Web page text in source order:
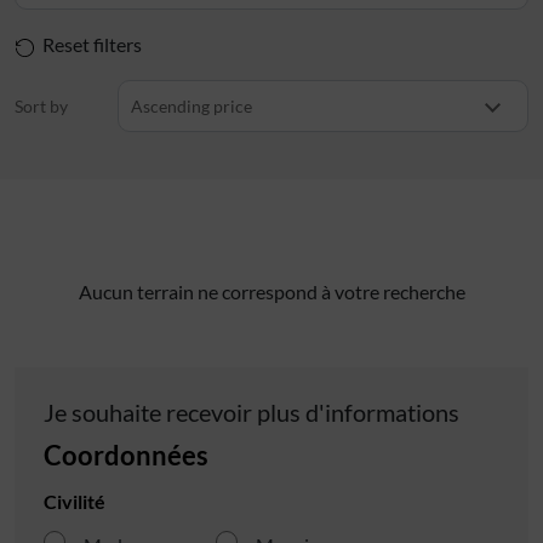
Reset filters
Sort by Ascending price
Aucun terrain ne correspond à votre recherche
Je souhaite recevoir plus d'informations
Coordonnées
Civilité